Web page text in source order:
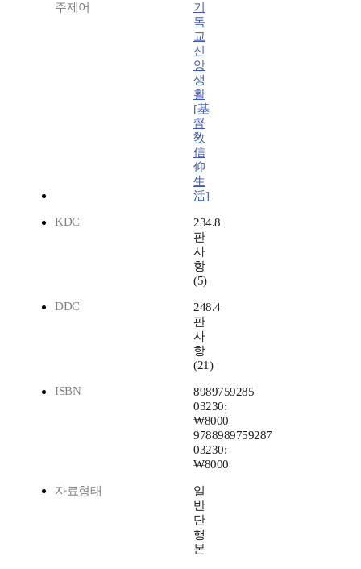
주제어
기
독
교
신
앙
생
활
[基
督
敎
信
仰
生
活]
KDC
234.8
판
사
항
(5)
DDC
248.4
판
사
항
(21)
ISBN
8989759285
03230:
₩8000
9788989759287
03230:
₩8000
자료형태
일
반
단
행
본